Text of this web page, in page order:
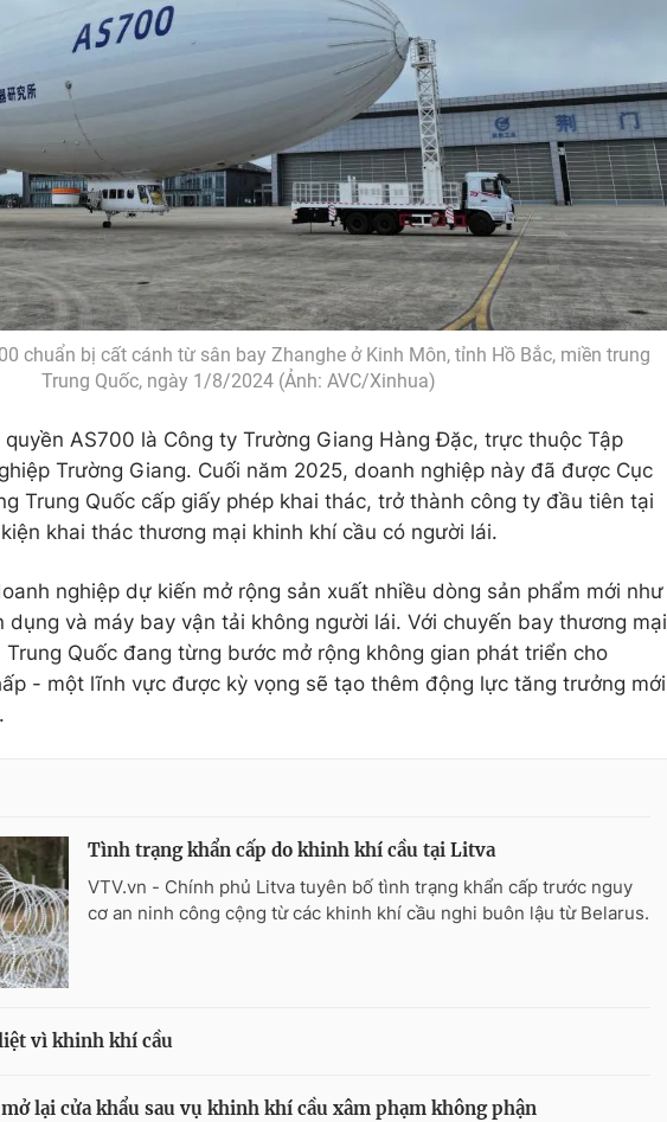
chuẩn bị cất cánh từ sân bay Zhanghe ở Kinh Môn, tỉnh Hồ Bắc, miền trung
Trung Quốc, ngày 1/8/2024 (Ảnh: AVC/Xinhua)
AS700 là Công ty Trường Giang Hàng Đặc, trực thuộc Tập
Trường Giang. Cuối năm 2025, doanh nghiệp này đã được Cục
Trung Quốc cấp giấy phép khai thác, trở thành công ty đầu tiên tại
khai thác thương mại khinh khí cầu có người lái.
nghiệp dự kiến mở rộng sản xuất nhiều dòng sản phẩm mới như
dụng và máy bay vận tải không người lái. Với chuyến bay thương mại
Quốc đang từng bước mở rộng không gian phát triển cho
- một lĩnh vực được kỳ vọng sẽ tạo thêm động lực tăng trưởng mới
Tình trạng khẩn cấp do khinh khí cầu tại Litva
VTV.vn - Chính phủ Litva tuyên bố tình trạng khẩn cấp trước nguy
cơ an ninh công cộng từ các khinh khí cầu nghi buôn lậu từ Belarus.
vì khinh khí cầu
lại cửa khẩu sau vụ khinh khí cầu xâm phạm không phận